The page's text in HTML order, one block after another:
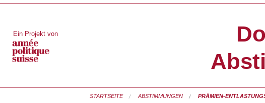
Ein Projekt von
STARTSEITE ABSTIMMUNGEN PRÄMIEN-